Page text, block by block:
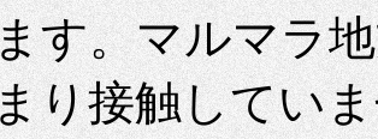
す。マルマラ
り接触してい